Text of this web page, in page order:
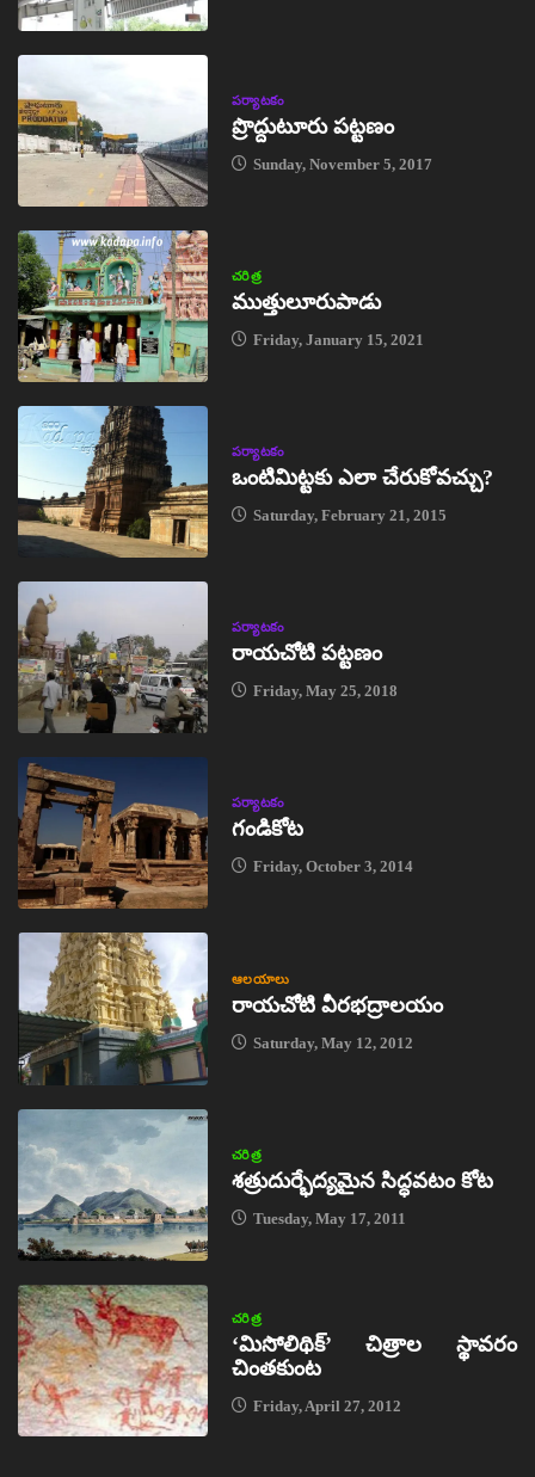
పర్యాటకం
ప్రొద్దుటూరు పట్టణం
Sunday, November 5, 2017
చరిత్ర
ముత్తులూరుపాడు
Friday, January 15, 2021
పర్యాటకం
ఒంటిమిట్టకు ఎలా చేరుకోవచ్చు?
Saturday, February 21, 2015
పర్యాటకం
రాయచోటి పట్టణం
Friday, May 25, 2018
పర్యాటకం
గండికోట
Friday, October 3, 2014
ఆలయాలు
రాయచోటి వీరభద్రాలయం
Saturday, May 12, 2012
చరిత్ర
శత్రుదుర్భేద్యమైన సిద్ధవటం కోట
Tuesday, May 17, 2011
చరిత్ర
‘మిసోలిథిక్‌’ చిత్రాల స్థావరం
చింతకుంట
Friday, April 27, 2012